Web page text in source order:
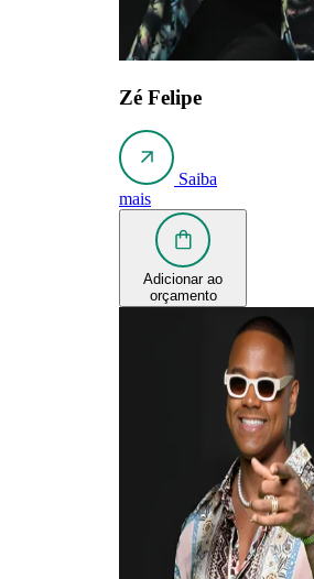
Zé Felipe
Saiba
mais
Adicionar ao
orçamento